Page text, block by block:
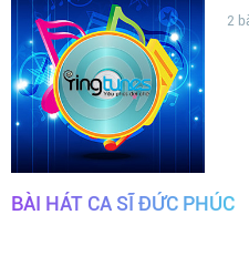
sĩ
Chủ
đề
Thể
loại
Tin
tức
2
BÀI HÁT CA SĨ ĐỨC PHÚC